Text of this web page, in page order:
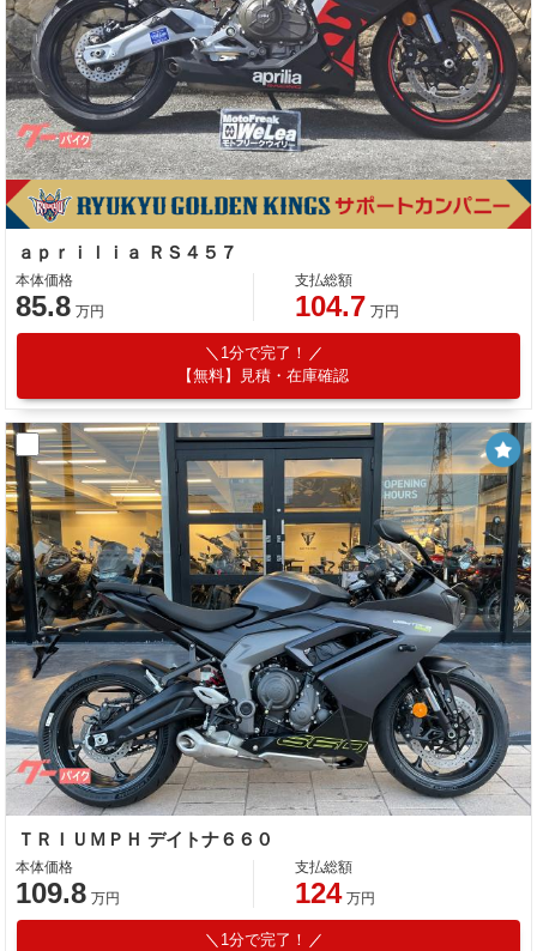
ａｐｒｉｌｉａ ＲＳ４５７
本体価格
85.8 万円
支払総額
104.7 万円
1分で完了！
【無料】見積・在庫確認
ＴＲＩＵＭＰＨ デイトナ６６０
本体価格
109.8 万円
支払総額
124 万円
1分で完了！